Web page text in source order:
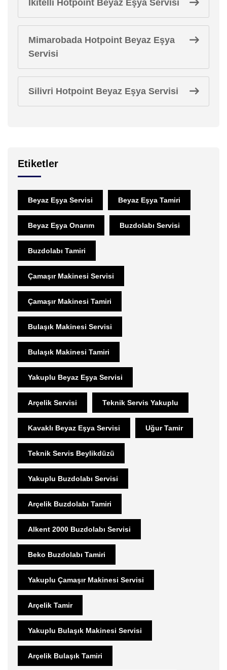
İkitelli Hotpoint Beyaz Eşya Servisi
Mimarobada Hotpoint Beyaz Eşya
Servisi
Silivri Hotpoint Beyaz Eşya Servisi
Etiketler
Beyaz Eşya Servisi Beyaz Eşya Tamiri
Beyaz Eşya Onarım Buzdolabı Servisi
Buzdolabı Tamiri
Çamaşır Makinesi Servisi
Çamaşır Makinesi Tamiri
Bulaşık Makinesi Servisi
Bulaşık Makinesi Tamiri
Yakuplu Beyaz Eşya Servisi
Arçelik Servisi Teknik Servis Yakuplu
Kavaklı Beyaz Eşya Servisi Uğur Tamir
Teknik Servis Beylikdüzü
Yakuplu Buzdolabı Servisi
Arçelik Buzdolabı Tamiri
Alkent 2000 Buzdolabı Servisi
Beko Buzdolabı Tamiri
Yakuplu Çamaşır Makinesi Servisi
Arçelik Tamir
Yakuplu Bulaşık Makinesi Servisi
Arçelik Bulaşık Tamiri